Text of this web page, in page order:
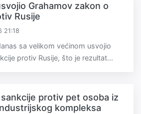
Grahamov zakon o
Rusije
21:18
sa velikom većinom usvojio
protiv Rusije, što je rezultat...
protiv pet osoba iz
kompleksa